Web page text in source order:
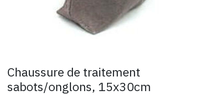
Chaussure de traitement
sabots/onglons, 15x30cm